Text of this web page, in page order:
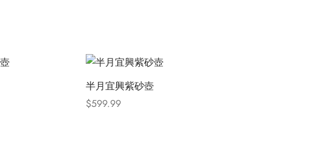
半月宜興紫砂壺
$599.99